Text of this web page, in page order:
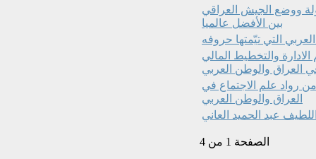
ووضع الجيش العراقي
بين الأفضل عالميا
التي تيّمتها حروفه
والتخطيط المالي
العراق والوطن العربي
رواد علم الاجتماع في
العراق والوطن العربي
عبد الحميد العاني
الصفحة 1 من 4